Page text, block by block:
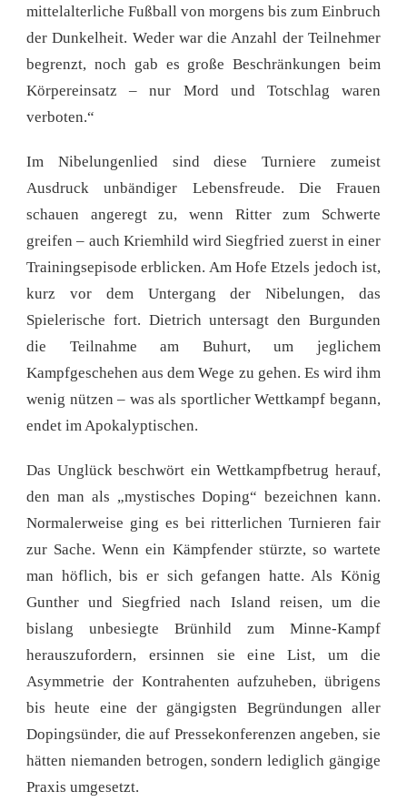
mittelalterliche Fußball von morgens bis zum Einbruch
der Dunkelheit. Weder war die Anzahl der Teilnehmer
begrenzt, noch gab es große Beschränkungen beim
Körpereinsatz – nur Mord und Totschlag waren
verboten.“
Im Nibelungenlied sind diese Turniere zumeist
Ausdruck unbändiger Lebensfreude. Die Frauen
schauen angeregt zu, wenn Ritter zum Schwerte
greifen – auch Kriemhild wird Siegfried zuerst in einer
Trainingsepisode erblicken. Am Hofe Etzels jedoch ist,
kurz vor dem Untergang der Nibelungen, das
Spielerische fort. Dietrich untersagt den Burgunden
die Teilnahme am Buhurt, um jeglichem
Kampfgeschehen aus dem Wege zu gehen. Es wird ihm
wenig nützen – was als sportlicher Wettkampf begann,
endet im Apokalyptischen.
Das Unglück beschwört ein Wettkampfbetrug herauf,
den man als „mystisches Doping“ bezeichnen kann.
Normalerweise ging es bei ritterlichen Turnieren fair
zur Sache. Wenn ein Kämpfender stürzte, so wartete
man höflich, bis er sich gefangen hatte. Als König
Gunther und Siegfried nach Island reisen, um die
bislang unbesiegte Brünhild zum Minne-Kampf
herauszufordern, ersinnen sie eine List, um die
Asymmetrie der Kontrahenten aufzuheben, übrigens
bis heute eine der gängigsten Begründungen aller
Dopingsünder, die auf Pressekonferenzen angeben, sie
hätten niemanden betrogen, sondern lediglich gängige
Praxis umgesetzt.